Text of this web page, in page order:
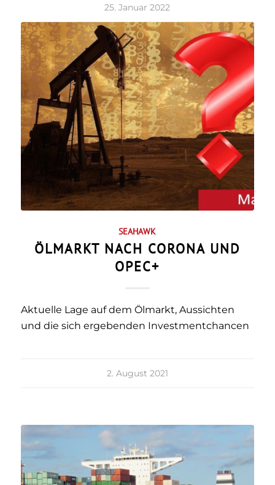
25. Januar 2022
SEAHAWK
ÖLMARKT NACH CORONA UND
OPEC+
Aktuelle Lage auf dem Ölmarkt, Aussichten
und die sich ergebenden Investmentchancen
2. August 2021